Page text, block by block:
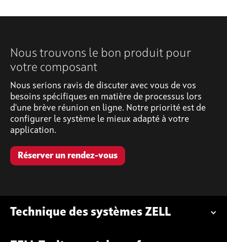
Nous trouvons le bon produit pour
votre composant
Nous serions ravis de discuter avec vous de vos
besoins spécifiques en matière de processus lors
d'une brève réunion en ligne. Notre priorité est de
configurer le système le mieux adapté à votre
application.
Réserver un rendez-vous
Technique des systèmes ZELL